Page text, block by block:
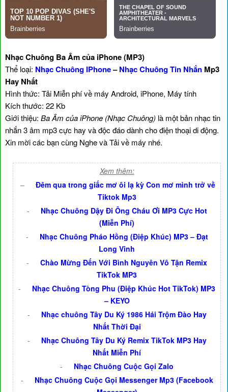
Nhạc Chuông Ba Âm của iPhone (MP3)
Thể loại: Nhạc Chuông IPhone–Nhạc Chuông Tin Nhắn Mp3
Hay Nhất
Hình thức: Tải Miễn phí về máy Android, iPhone, Máy tính
Kích thước: 22 Kb
Giới thiệu: Ba Âm của iPhone (Nhạc Chuông) là một bản nhạc tin
nhắn 3 âm mp3 cực hay và độc đáo dành cho điện thoại di động.
Xin mời các bạn cùng Nghe và Tải về máy nhé.
Xem thêm:
–
Đêm qua trong giấc mơ ôi lạ kỳ Con mơ mình trở về
Tiktok Mp3
-
Nhạc Chuông Dậy Đi Ông Cháu Ơi MP3 Cực Hot
(Miễn Phí)
-
Nhạc Chuông Pháo Hồng (Điệp Khúc) MP3 – Đạt
Long Vinh
-
Chào Mừng Đến Với Bình Nguyên Vô Tận Remix
TikTok MP3
-
Nhạc Chuông Tòng Phu (Điệp Khúc Hot TikTok) MP3
– KEYO
-
Nhạc chuông Tây Du Ký 1986 Hái Trộm Đào Hay
Nhất Thời Đại
-
Nhạc Chuông Tây Du Ký Remix TikTok MP3 Hay
Nhất Miễn Phí
-
Nhạc Chuông Cuộc Gọi Zalo
-
Nhạc Chuông Cuộc Gọi Messenger Mp3 (Facebook